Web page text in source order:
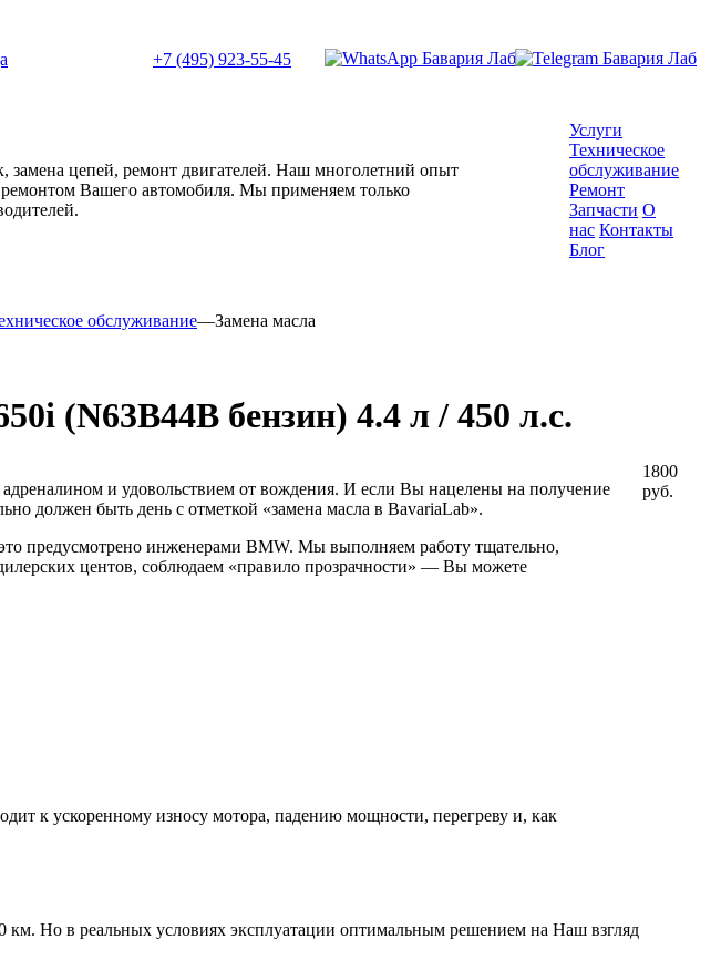
+7 (495) 923-55-45
замена цепей, ремонт двигателей. Наш многолетний опыт
ремонтом Вашего автомобиля. Мы применяем только
Услуги
Техническое
обслуживание
Ремонт
Запчасти О
нас Контакты
Блог
обслуживание—Замена масла
(N63B44B бензин) 4.4 л / 450 л.с.
и удовольствием от вождения. И если Вы нацелены на получение
должен быть день с отметкой «замена масла в BavariaLab».
предусмотрено инженерами BMW. Мы выполняем работу тщательно,
центов, соблюдаем «правило прозрачности» — Вы можете
к ускоренному износу мотора, падению мощности, перегреву и, как
км. Но в реальных условиях эксплуатации оптимальным решением на Наш взгляд
1800
руб.